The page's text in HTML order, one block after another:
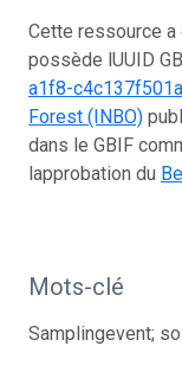
Cette ressource a
possède lUUID
a1f8-
Forest (INBO)
dans le GBIF
lapprobation du
Mots-clé
Samplingevent;